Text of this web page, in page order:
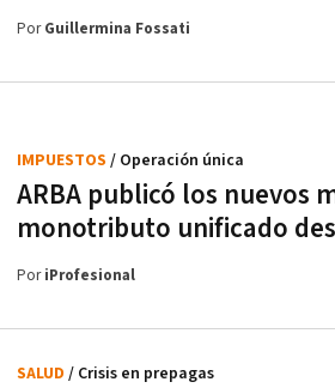
PorGuillermina Fossati
ARBA publicó los nuevos
monotributo unificado
IMPUESTOS / Operación única
PoriProfesional
SALUD / Crisis en prepagas